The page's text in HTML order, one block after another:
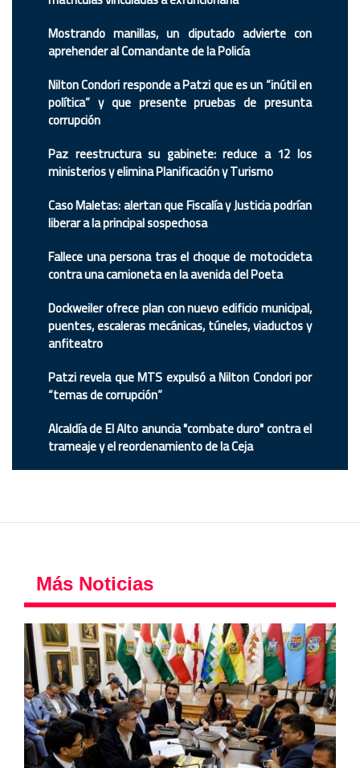
Mostrando manillas, un diputado advierte con
aprehender al Comandante de la Policía
Nilton Condori responde a Patzi que es un “inútil en
política” y que presente pruebas de presunta
corrupción
Paz reestructura su gabinete: reduce a 12 los
ministerios y elimina Planificación y Turismo
Caso Maletas: alertan que Fiscalía y Justicia podrían
liberar a la principal sospechosa
Fallece una persona tras el choque de motocicleta
contra una camioneta en la avenida del Poeta
Dockweiler ofrece plan con nuevo edificio municipal,
puentes, escaleras mecánicas, túneles, viaductos y
anfiteatro
Patzi revela que MTS expulsó a Nilton Condori por
“temas de corrupción”
Alcaldía de El Alto anuncia "combate duro" contra el
trameaje y el reordenamiento de la Ceja
Más Noticias